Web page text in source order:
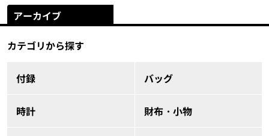
アーカイブ
カテゴリから探す
付録 バッグ
時計 財布・小物